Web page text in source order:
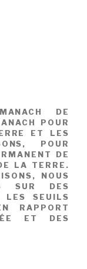
DE
POUR
ET LES
POUR
DE
LA TERRE.
NOUS
SUR DES
LES SEUILS
RAPPORT
ET DES